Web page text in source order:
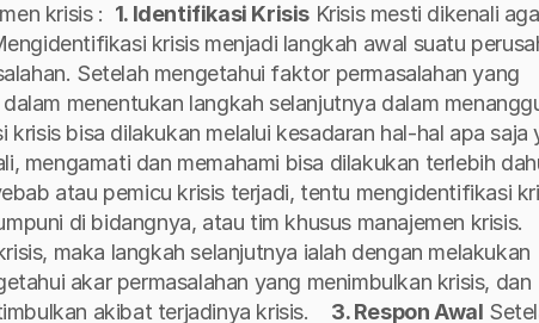
krisis : 1. Identifikasi Krisis Krisis mesti dikenali
krisis menjadi langkah awal suatu
Setelah mengetahui faktor permasalahan yang
menentukan langkah selanjutnya dalam
krisis bisa dilakukan melalui kesadaran hal-hal apa saja
mengamati dan memahami bisa dilakukan terlebih
atau pemicu krisis terjadi, tentu mengidentifikasi
di bidangnya, atau tim khusus manajemen krisis.
maka langkah selanjutnya ialah dengan melakukan
akar permasalahan yang menimbulkan krisis, dan
akibat terjadinya krisis.
3. Respon Awal